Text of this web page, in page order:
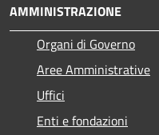
AMMINISTRAZIONE
Organi di Governo
Aree Amministrative
Uffici
Enti e fondazioni